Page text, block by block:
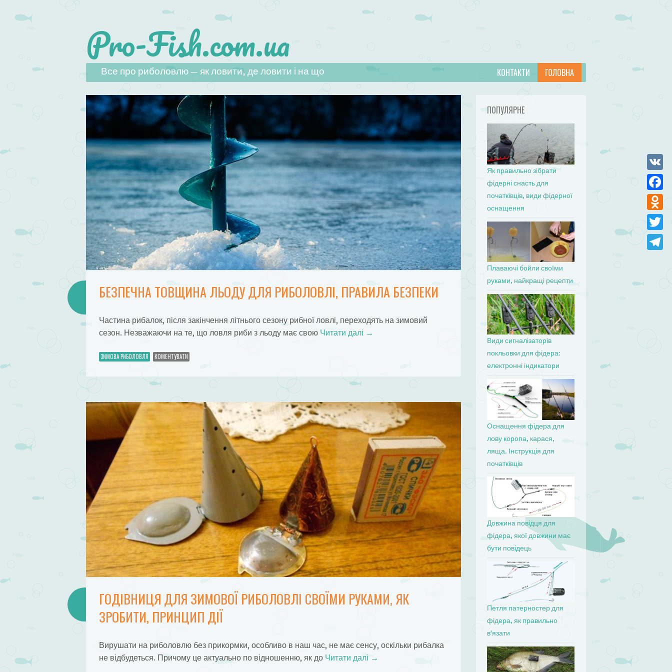
Pro-Fish.com.ua
Все про риболовлю — як ловити, де ловити і на що
Наверх ГОЛОВНА
КОНТАКТИ
БЕЗПЕЧНА ТОВЩИНА ЛЬОДУ ДЛЯ РИБОЛОВЛІ, ПРАВИЛА БЕЗПЕКИ
Частина рибалок, після закінчення літнього сезону рибної ловлі, переходять на зимовий
сезон. Незважаючи на те, що ловля риби з льоду має своюЧитати далі →
ЗИМОВА РИБОЛОВЛЯ КОМЕНТУВАТИ
ГОДІВНИЦЯ ДЛЯ ЗИМОВОЇ РИБОЛОВЛІ СВОЇМИ РУКАМИ, ЯК
ЗРОБИТИ, ПРИНЦИП ДІЇ
Вирушати на риболовлю без прикормки, особливо в наш час, не має сенсу, оскільки рибалка
не відбудеться. Причому це актуально по відношенню, як доЧитати далі →
ПОПУЛЯРНЕ
Як правильно зібрати
фідерні снасть для
початківців, види фідерної
оснащення
Плаваючі бойли своїми
руками, найкращі рецепти
Види сигналізаторів
покльовки для фідера:
електронні індикатори
Оснащення фідера для
лову коропа, карася,
ляща. Інструкція для
початківців
Довжина повідця для
фідера, якої довжини має
бути повідець
Петля патерностер для
фідера, як правильно
в'язати
VK
Twitter